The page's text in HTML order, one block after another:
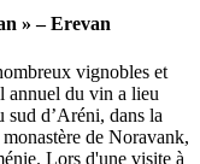
» – Erevan
vignobles et
annuel du vin a lieu
d’Aréni, dans la
de Noravank,
Lors d'une visite à